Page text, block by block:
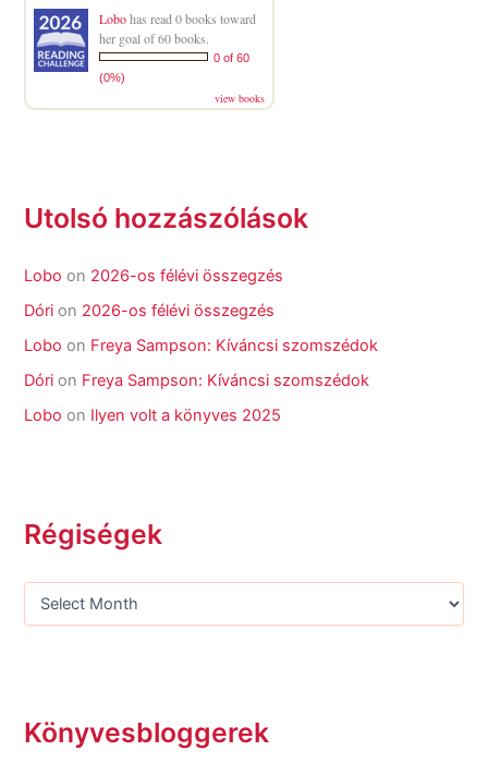
Lobohas read 0 books toward
her goal of 60 books.
0 of 60
(0%)
view books
Utolsó hozzászólások
Lobo on 2026-os félévi összegzés
Dóri on 2026-os félévi összegzés
Lobo on Freya Sampson: Kíváncsi szomszédok
Dóri on Freya Sampson: Kíváncsi szomszédok
Lobo on Ilyen volt a könyves 2025
Régiségek
Könyvesbloggerek